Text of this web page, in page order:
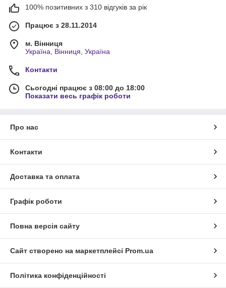
100% позитивних з 310 відгуків за рік
Працює з 28.11.2014
м. Вінниця
Україна, Вінниця, Україна
Контакти
Сьогодні працює з 08:00 до 18:00
Показати весь графік роботи
Про нас
Контакти
Доставка та оплата
Графік роботи
Повна версія сайту
Сайт створено на маркетплейсі Prom.ua
Політика конфіденційності